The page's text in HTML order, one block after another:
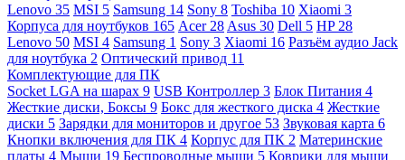
Lenovo 35 MSI 5 Samsung 14 Sony 8 Toshiba 10 Xiaomi 3
Корпуса для ноутбуков 165 Acer 28 Asus 30 Dell 5 HP 28
Lenovo 50 MSI 4 Samsung 1 Sony 3 Xiaomi 16 Разъём аудио Jack
для ноутбука 2 Оптический привод 11
Комплектующие для ПК
Socket LGA на шарах 9 USB Контроллер 3 Блок Питания 4
Жесткие диски, Боксы 9 Бокс для жесткого диска 4 Жесткие
диски 5 Зарядки для мониторов и другое 53 Звуковая карта 6
Кнопки включения для ПК 4 Корпус для ПК 2 Материнские
платы 4 Мыши 19 Беспроводные мыши 5 Коврики для мыши